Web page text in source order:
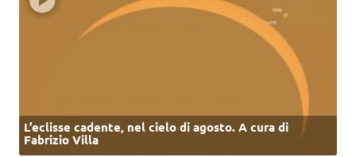
L’eclisse cadente, nel cielo di agosto. A cura di
Fabrizio Villa